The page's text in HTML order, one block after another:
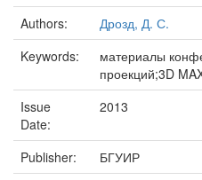
Authors:
Дрозд, Д. С.
Keywords:
материалы
проекций;3D
Issue
Date:
2013
Publisher:
БГУИР